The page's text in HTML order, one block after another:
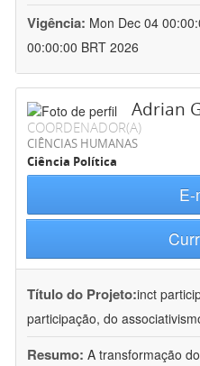
Vigência: Mon Dec 04
00:00:00 BRT 2026
Adrian
COORDENADOR(A)
CIÊNCIAS HUMANAS
Ciência Política
E-
Título do Projeto:inct
participação, do
Resumo: A transformação